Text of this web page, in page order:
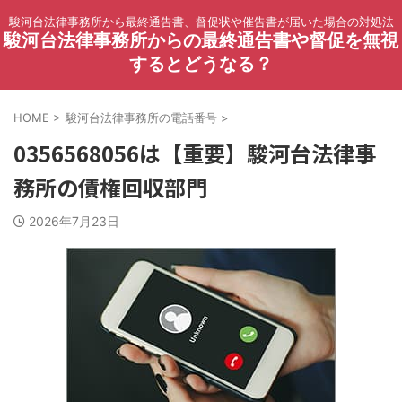
駿河台法律事務所から最終通告書、督促状や催告書が届いた場合の対処法
駿河台法律事務所からの最終通告書や督促を無視
するとどうなる？
HOME > 駿河台法律事務所の電話番号 >
0356568056は【重要】駿河台法律事
務所の債権回収部門
2026年7月23日